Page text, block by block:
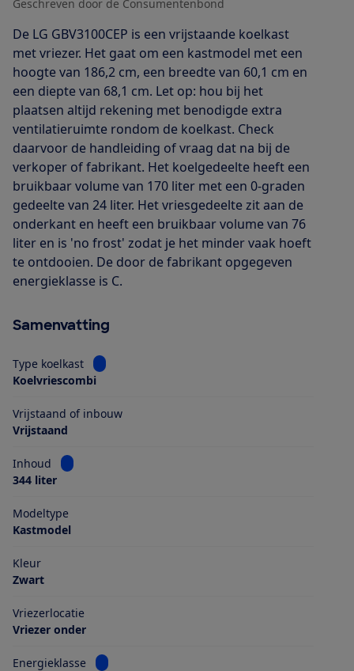
Geschreven door de Consumentenbond
De LG GBV3100CEP is een vrijstaande koelkast
met vriezer. Het gaat om een kastmodel met een
hoogte van 186,2 cm, een breedte van 60,1 cm en
een diepte van 68,1 cm. Let op: hou bij het
plaatsen altijd rekening met benodigde extra
ventilatieruimte rondom de koelkast. Check
daarvoor de handleiding of vraag dat na bij de
verkoper of fabrikant. Het koelgedeelte heeft een
bruikbaar volume van 170 liter met een 0-graden
gedeelte van 24 liter. Het vriesgedeelte zit aan de
onderkant en heeft een bruikbaar volume van 76
liter en is 'no frost' zodat je het minder vaak hoeft
te ontdooien. De door de fabrikant opgegeven
energieklasse is C.
Samenvatting
Type koelkast
Bekijk informatie voor Type koelkast
Koelvriescombi
Vrijstaand of inbouw
Vrijstaand
Inhoud
Bekijk informatie voor Inhoud
344 liter
Modeltype
Kastmodel
Kleur
Zwart
Vriezerlocatie
Vriezer onder
Energieklasse
Bekijk informatie voor Energieklasse